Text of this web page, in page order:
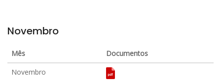
Novembro
Mês
Documentos
Novembro